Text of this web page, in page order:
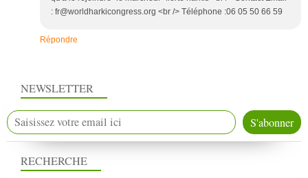
: fr@worldharkicongress.org <br /> Téléphone :06 05 50 66 59
Répondre
NEWSLETTER
RECHERCHE